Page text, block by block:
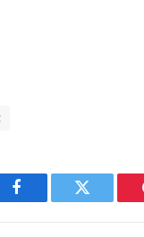
Facebook Twitter